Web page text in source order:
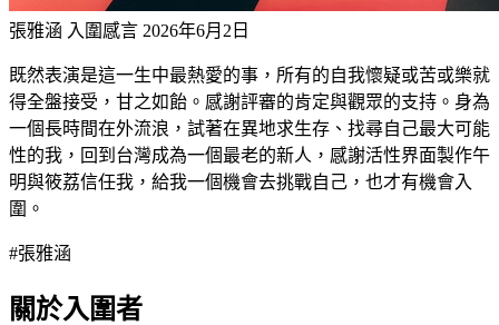
張雅涵 入圍感言 2026年6月2日
既然表演是這一生中最熱愛的事，所有的自我懷疑或苦或樂就
得全盤接受，甘之如飴。感謝評審的肯定與觀眾的支持。身為
一個長時間在外流浪，試著在異地求生存、找尋自己最大可能
性的我，回到台灣成為一個最老的新人，感謝活性界面製作午
明與筱荔信任我，給我一個機會去挑戰自己，也才有機會入
圍。
#張雅涵
關於入圍者